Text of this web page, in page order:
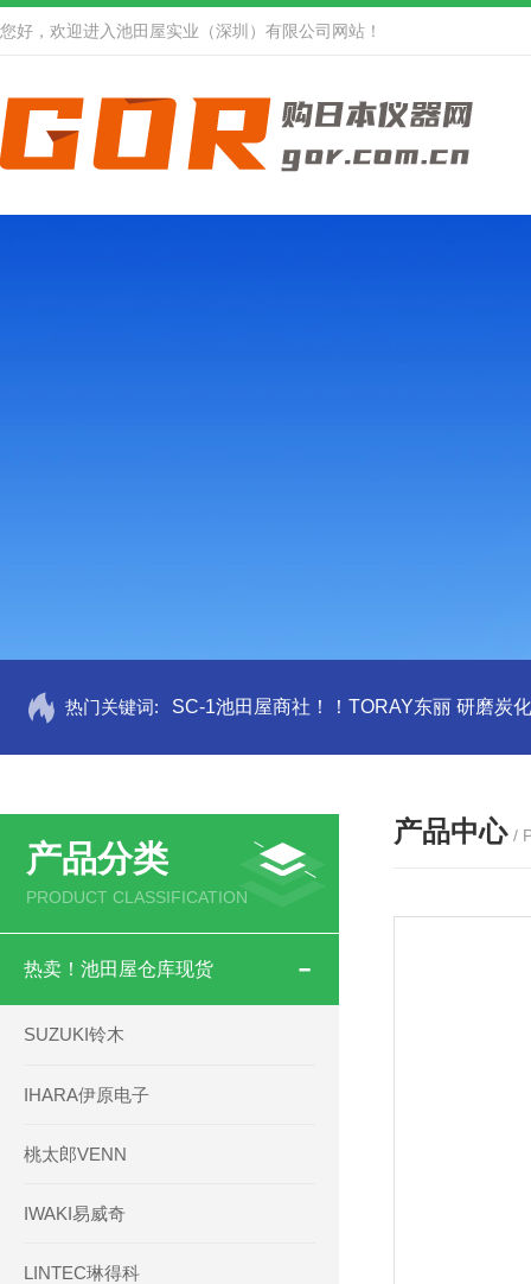
您好，欢迎进入池田屋实业（深圳）有限公司网站！
热门关键词: SC-1池田屋商社！！TORAY东丽 研磨炭
产品分类
PRODUCT CLASSIFICATION
热卖！池田屋仓库现货
SUZUKI铃木
IHARA伊原电子
桃太郎VENN
IWAKI易威奇
LINTEC琳得科
产品中心 /